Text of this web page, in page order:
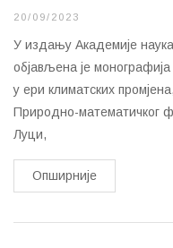
20/09/2023
У издању Академије
објављена је
у ери климатских
Природно-математичког
Луци,
Опширније